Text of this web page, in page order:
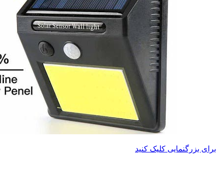
برای بزرگنمایی کلیک کنید